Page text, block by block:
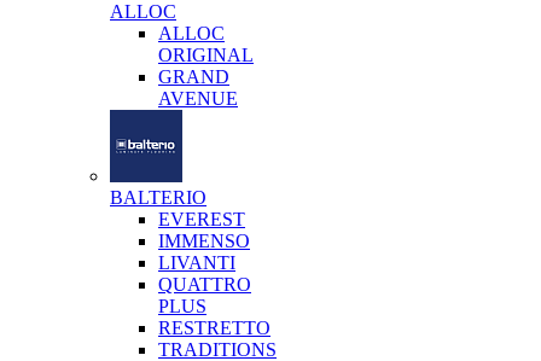
ALLOC
ALLOC
ORIGINAL
GRAND
AVENUE
BALTERIO
EVEREST
IMMENSO
LIVANTI
QUATTRO
PLUS
RESTRETTO
TRADITIONS